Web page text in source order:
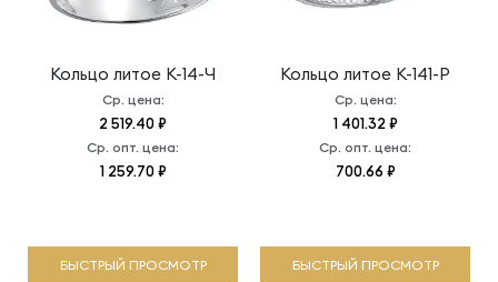
Кольцо литое К-14-Ч
Ср. цена:
2 519.40 ₽
Ср. опт. цена:
1 259.70 ₽
БЫСТРЫЙ ПРОСМОТР
Кольцо литое К-141-Р
Ср. цена:
1 401.32 ₽
Ср. опт. цена:
700.66 ₽
БЫСТРЫЙ ПРОСМОТР